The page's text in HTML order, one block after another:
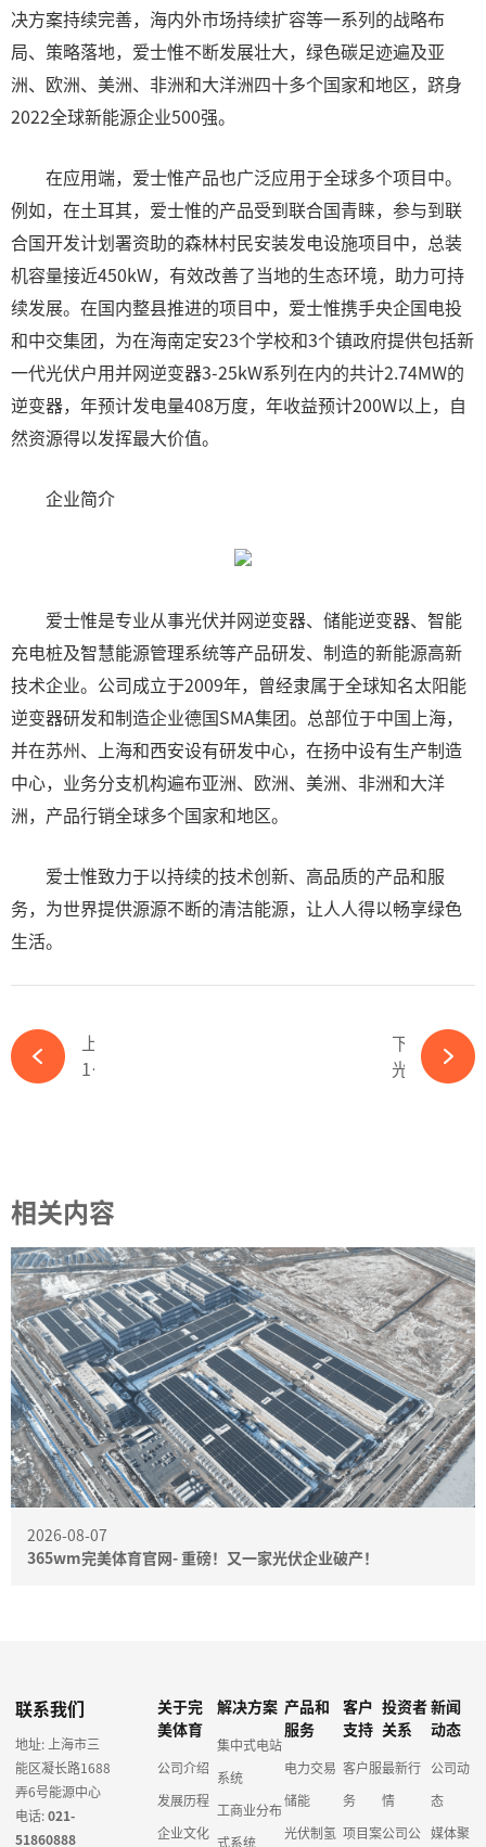
决方案持续完善，海内外市场持续扩容等一系列的战略布
局、策略落地，爱士惟不断发展壮大，绿色碳足迹遍及亚
洲、欧洲、美洲、非洲和大洋洲四十多个国家和地区，跻身
2022全球新能源企业500强。
在应用端，爱士惟产品也广泛应用于全球多个项目中。
例如，在土耳其，爱士惟的产品受到联合国青睐，参与到联
合国开发计划署资助的森林村民安装发电设施项目中，总装
机容量接近450kW，有效改善了当地的生态环境，助力可持
续发展。在国内整县推进的项目中，爱士惟携手央企国电投
和中交集团，为在海南定安23个学校和3个镇政府提供包括新
一代光伏户用并网逆变器3-25kW系列在内的共计2.74MW的
逆变器，年预计发电量408万度，年收益预计200W以上，自
然资源得以发挥最大价值。
企业简介
爱士惟是专业从事光伏并网逆变器、储能逆变器、智能
充电桩及智慧能源管理系统等产品研发、制造的新能源高新
技术企业。公司成立于2009年，曾经隶属于全球知名太阳能
逆变器研发和制造企业德国SMA集团。总部位于中国上海，
并在苏州、上海和西安设有研发中心，在扬中设有生产制造
中心，业务分支机构遍布亚洲、欧洲、美洲、非洲和大洋
洲，产品行销全球多个国家和地区。
爱士惟致力于以持续的技术创新、高品质的产品和服
务，为世界提供源源不断的清洁能源，让人人得以畅享绿色
生活。
13000亿！中东北非五国的绿氢野心，正创造下一个石油时代！-365wm完美体育官网
下一篇
光伏要闻：TCL中环拟募资138亿扩产-365wm完美体育官网
相关内容
2026-08-07
365wm完美体育官网- 重磅！又一家光伏企业破产！
联系我们
地址: 上海市三
能区凝长路1688
弄6号能源中心
电话:021-
51860888
关于完
美体育
公司介绍
发展历程
企业文化
解决方案
集中式电站
系统
工商业分布
式系统
产品和
服务
电力交易
储能
光伏制氢
客户
支持
客户服
务
项目案
投资者
关系
最新行
情
公司公
新闻
动态
公司动
态
媒体聚